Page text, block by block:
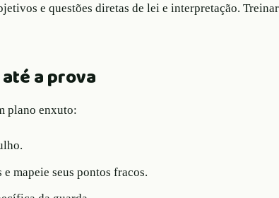
e questões diretas de lei e interpretação.
a prova
plano enxuto:
e mapeie seus pontos fracos.